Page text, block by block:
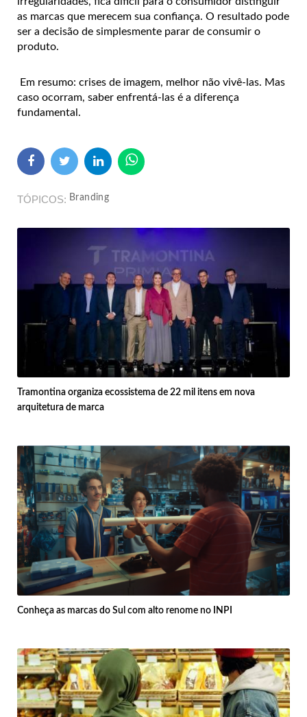
as marcas que merecem sua confiança. O resultado pode
ser a decisão de simplesmente parar de consumir o
produto.
Em resumo: crises de imagem, melhor não vivê-las. Mas
caso ocorram, saber enfrentá-las é a diferença
fundamental.
TÓPICOS Branding
Tramontina organiza ecossistema de 22 mil itens em nova
arquitetura de marca
Conheça as marcas do Sul com alto renome no INPI